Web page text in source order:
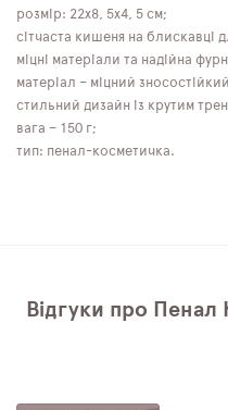
розмір: 22x8, 5x4, 5 см;
сітчаста кишеня на блискавці
міцні матеріали та надійна
матеріал – міцний
стильний дизайн із крутим
вага – 150 г;
тип: пенал-косметичка.
Відгуки про